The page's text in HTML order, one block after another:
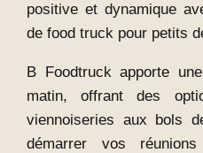
positive et dynamique
de food truck pour petits
B Foodtruck apporte
matin, offrant des
viennoiseries aux bols
démarrer vos